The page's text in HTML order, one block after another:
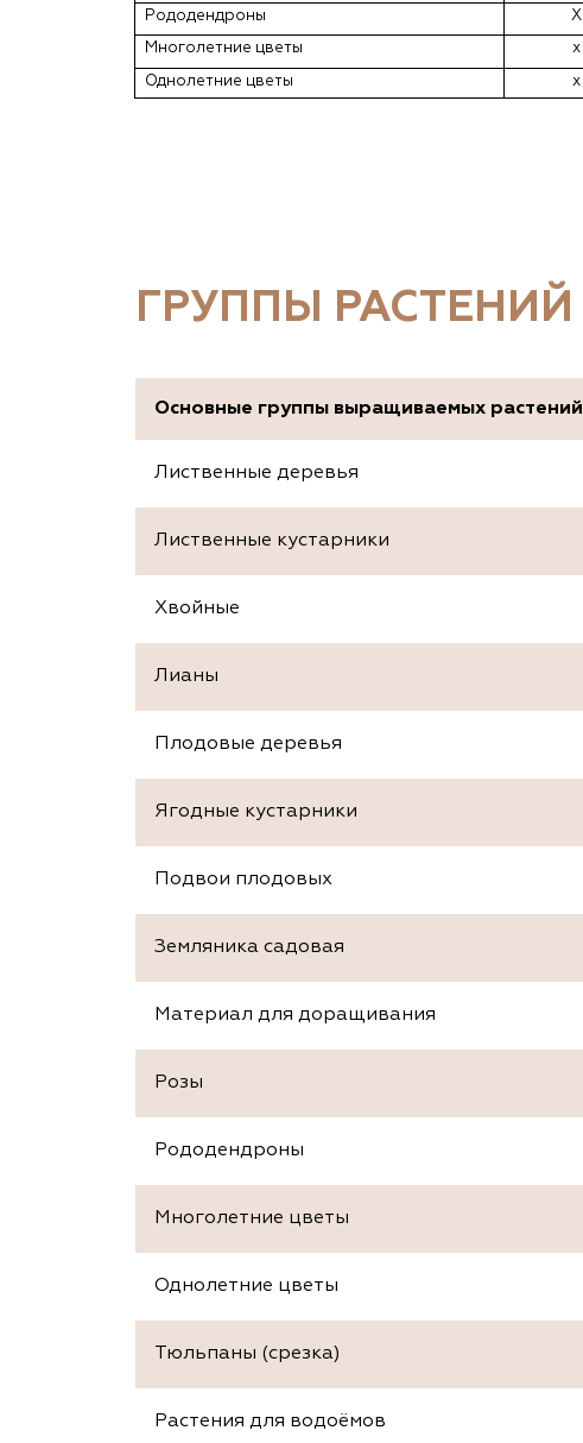
Рододендроны Х
Многолетние цветы х
Однолетние цветы х
ГРУППЫ РАСТЕНИЙ
Основные группы выращиваемых растений
Лиственные деревья
Лиственные кустарники
Хвойные
Лианы
Плодовые деревья
Ягодные кустарники
Подвои плодовых
Земляника садовая
Материал для доращивания
Розы
Рододендроны
Многолетние цветы
Однолетние цветы
Тюльпаны (срезка)
Растения для водоёмов